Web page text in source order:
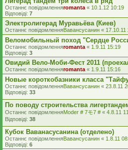
Останнє повідомленняromanta « 10.1.12 10:19
Відповіді: 7
Электролигерад Муравьёва (Киев)
Останнє повідомленняВавансусанин « 17.10.11
Веломобильный поход "Сердце
Останнє повідомленняromanta « 1.9.11 15:19
Відповіді: 3
Овидий Вело-Моби-Фест 2011
Останнє повідомленняromanta « 1.9.11 15:16
Новые короткобазники класса
Останнє повідомленняВавансусанин « 23.8.11
Відповіді: 33
По поводу строительства
Останнє повідомленняModer # 7モ7 # « 4.8.11
Відповіді: 38
Кубок Ваванасусанина (отделено)
Останнє повідомленняВавансусанин « 1.8.11
Відповіді: 6